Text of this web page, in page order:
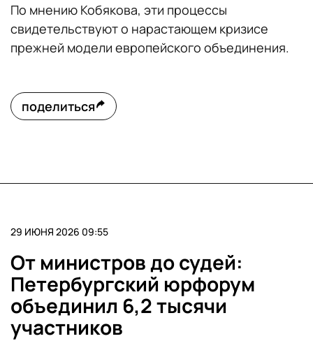
По мнению Кобякова, эти процессы
свидетельствуют о нарастающем кризисе
прежней модели европейского объединения.
поделиться
29 ИЮНЯ 2026 09:55
От министров до судей:
Петербургский юрфорум
объединил 6,2 тысячи
участников